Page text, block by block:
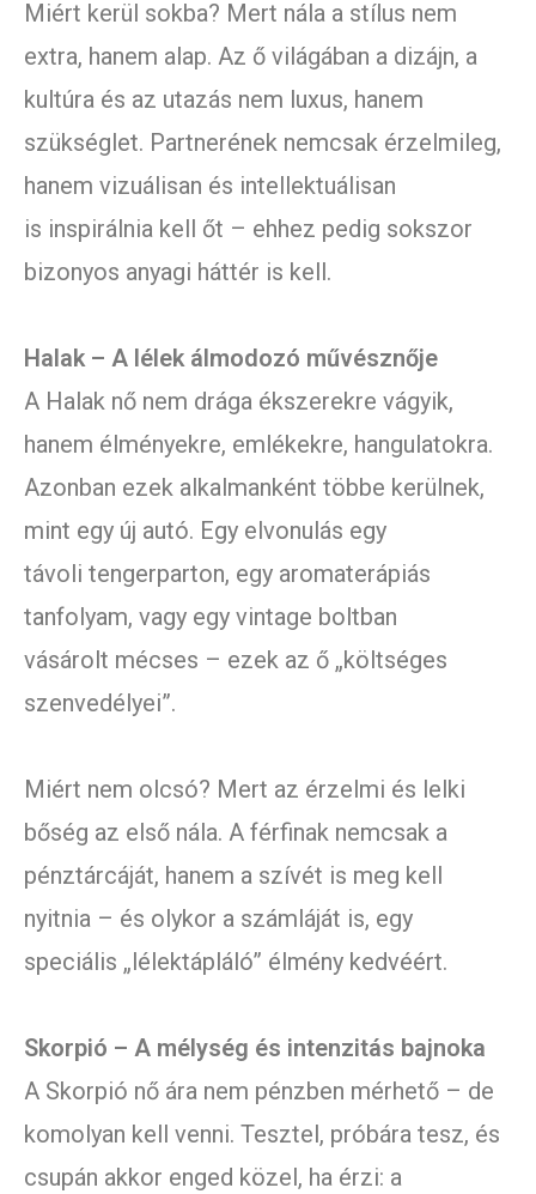
Miért kerül sokba? Mert nála a stílus nem
extra, hanem alap. Az ő világában a dizájn, a
kultúra és az utazás nem luxus, hanem
szükséglet. Partnerének nemcsak érzelmileg,
hanem vizuálisan és intellektuálisan
is inspirálnia kell őt – ehhez pedig sokszor
bizonyos anyagi háttér is kell.
Halak – A lélek álmodozó művésznője
A Halak nő nem drága ékszerekre vágyik,
hanem élményekre, emlékekre, hangulatokra.
Azonban ezek alkalmanként többe kerülnek,
mint egy új autó. Egy elvonulás egy
távoli tengerparton, egy aromaterápiás
tanfolyam, vagy egy vintage boltban
vásárolt mécses – ezek az ő „költséges
szenvedélyei”.
Miért nem olcsó? Mert az érzelmi és lelki
bőség az első nála. A férfinak nemcsak a
pénztárcáját, hanem a szívét is meg kell
nyitnia – és olykor a számláját is, egy
speciális „lélektápláló” élmény kedvéért.
Skorpió – A mélység és intenzitás bajnoka
A Skorpió nő ára nem pénzben mérhető – de
komolyan kell venni. Tesztel, próbára tesz, és
csupán akkor enged közel, ha érzi: a